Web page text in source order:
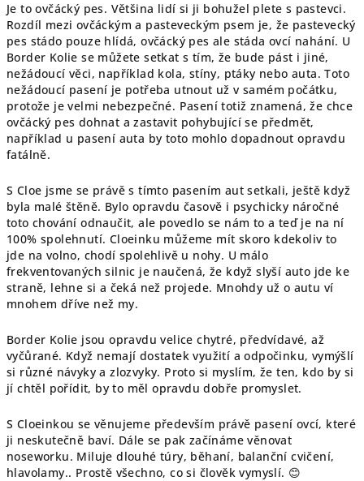
Je to ovčácký pes. Většina lidí si ji bohužel plete s pastevci.
Rozdíl mezi ovčáckým a pasteveckým psem je, že pastevecký
pes stádo pouze hlídá, ovčácký pes ale stáda ovcí nahání. U
Border Kolie se můžete setkat s tím, že bude pást i jiné,
nežádoucí věci, například kola, stíny, ptáky nebo auta. Toto
nežádoucí pasení je potřeba utnout už v samém počátku,
protože je velmi nebezpečné. Pasení totiž znamená, že chce
ovčácký pes dohnat a zastavit pohybující se předmět,
například u pasení auta by toto mohlo dopadnout opravdu
fatálně.
S Cloe jsme se právě s tímto pasením aut setkali, ještě když
byla malé štěně. Bylo opravdu časově i psychicky náročné
toto chování odnaučit, ale povedlo se nám to a teď je na ní
100% spolehnutí. Cloeinku můžeme mít skoro kdekoliv to
jde na volno, chodí spolehlivě u nohy. U málo
frekventovaných silnic je naučená, že když slyší auto jde ke
straně, lehne si a čeká než projede. Mnohdy už o autu ví
mnohem dříve než my.
Border Kolie jsou opravdu velice chytré, předvídavé, až
vyčůrané. Když nemají dostatek využití a odpočinku, vymýšlí
si různé návyky a zlozvyky. Proto si myslím, že ten, kdo by si
jí chtěl pořídit, by to měl opravdu dobře promyslet.
S Cloeinkou se věnujeme především právě pasení ovcí, které
ji neskutečně baví. Dále se pak začínáme věnovat
noseworku. Miluje dlouhé túry, běhaní, balanční cvičení,
hlavolamy.. Prostě všechno, co si člověk vymyslí. 😊